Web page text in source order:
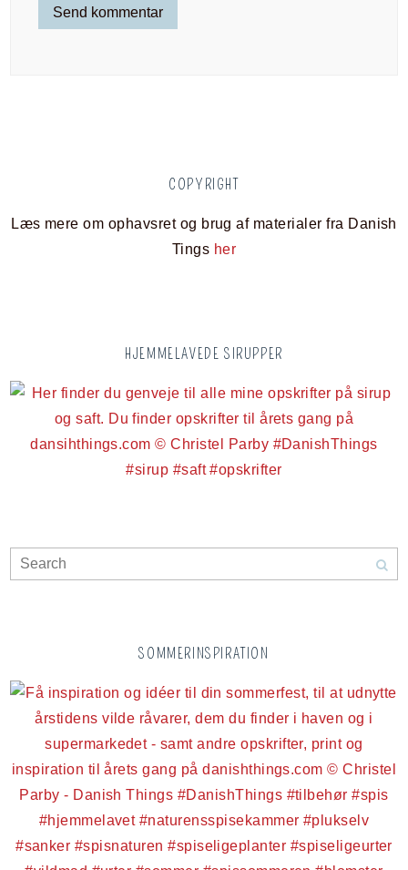
COPYRIGHT
Læs mere om ophavsret og brug af materialer fra Danish
Tings her
HJEMMELAVEDE SIRUPPER
SOMMERINSPIRATION